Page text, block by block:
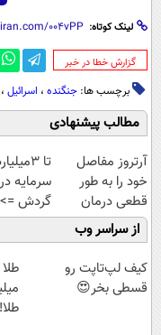
لینک کوتاه:
‌گزارش خطا در خبر
برچسب ها: جنگنده‌ ، اسرائیل ،
مطالب پیشنهادی
آرتروز مفاصل
خود را به طور
قطعی درمان
کنید!
◗پرسش‌نامه◖
تا
سرمایه در
گردش =>
ثبت کن
از سراسر وب
کیف لپ‌تاپت رو
قسطی بخر😍